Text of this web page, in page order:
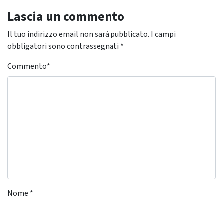
Lascia un commento
Il tuo indirizzo email non sarà pubblicato. I campi
obbligatori sono contrassegnati *
Commento*
Nome *